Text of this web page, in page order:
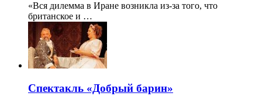
«Вся дилемма в Иране возникла из-за того, что
британское и …
Спектакль «Добрый барин»